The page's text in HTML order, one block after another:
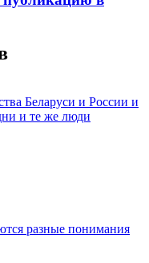
Беларуси и России и
и те же люди
разные понимания